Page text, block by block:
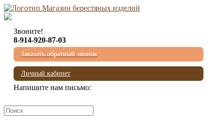
Звоните!
8-914-920-87-03
Заказать обратный звонок
Личный кабинет
Напишите нам письмо: